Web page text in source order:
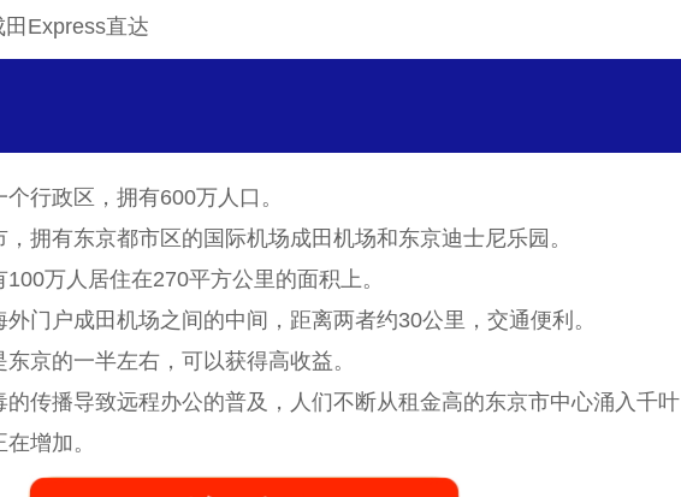
Express直达
行政区，拥有600万人口。
拥有东京都市区的国际机场成田机场和东京迪士尼乐园。
万人居住在270平方公里的面积上。
门户成田机场之间的中间，距离两者约30公里，交通便利。
京的一半左右，可以获得高收益。
传播导致远程办公的普及，人们不断从租金高的东京市中心涌入千叶
增加。